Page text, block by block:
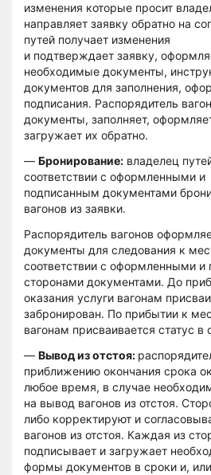
изменения которые просит
направляет заявку обратно на
путей получает изменения
и подтверждает заявку,
необходимые документы,
документов для заполнения,
подписания. Распорядитель
документы, заполняет,
загружает их обратно.
— Бронирование: владелец
соответствии с оформленными и
подписанным документами
вагонов из заявки.
Распорядитель вагонов
документы для следования к
соответствии с оформленными и
сторонами документами. До
оказания услуги вагонам
забронирован. По прибытии к
вагонам присваивается статус в
— Вывод из отстоя:
приближению окончания срока
любое время, в случае
на вывод вагонов из отстоя.
либо корректируют и
вагонов из отстоя. Каждая из
подписывает и загружает
формы документов в сроки и, или